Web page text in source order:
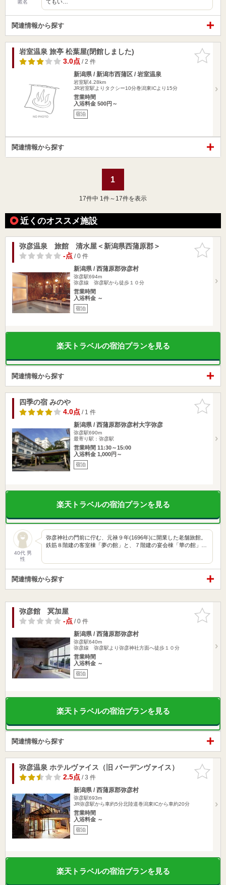
匿名
てもい…
関連情報から探す
お気に入
りに追加
岩室温泉 旅亭 松葉屋(閉館しました)
3.0点/ 2 件
新潟県 / 新潟市西蒲区 / 岩室温泉
岩室駅4.28km
JR岩室駅よりタクシー10分巻潟東ICより15分
営業時間
入浴料金 500円～
宿泊
関連情報から探す
1
17件中 1件～17件を表示
近くのオススメ施設
お気に入
りに追加
弥彦温泉 旅館 清水屋＜新潟県西蒲原郡＞
-点/ 0 件
新潟県 / 西蒲原郡弥彦村
弥彦駅694m
弥彦線 弥彦駅から徒歩１０分
営業時間
入浴料金 ～
宿泊
楽天トラベルの宿泊プランを見る
関連情報から探す
お気に入
りに追加
四季の宿 みのや
4.0点/ 1 件
新潟県 / 西蒲原郡弥彦村大字弥彦
弥彦駅690m
最寄り駅：弥彦駅
営業時間 11:30～15:00
入浴料金 1,000円～
宿泊
楽天トラベルの宿泊プランを見る
40代 男
性
弥彦神社の門前に佇む、元禄９年(1696年)に開業した老舗旅館。
鉄筋８階建の客室棟「夢の館」と、７階建の宴会棟「華の館」…
関連情報から探す
お気に入
りに追加
弥彦館 冥加屋
-点/ 0 件
新潟県 / 西蒲原郡弥彦村
弥彦駅640m
弥彦線 弥彦駅より弥彦神社方面へ徒歩１０分
営業時間
入浴料金 ～
宿泊
楽天トラベルの宿泊プランを見る
関連情報から探す
お気に入
りに追加
弥彦温泉 ホテルヴァイス（旧 バーデンヴァイス）
2.5点/ 3 件
新潟県 / 西蒲原郡弥彦村
弥彦駅693m
JR弥彦駅から車約5分北陸道巻潟東ICから車約20分
営業時間
入浴料金 ～
宿泊
楽天トラベルの宿泊プランを見る